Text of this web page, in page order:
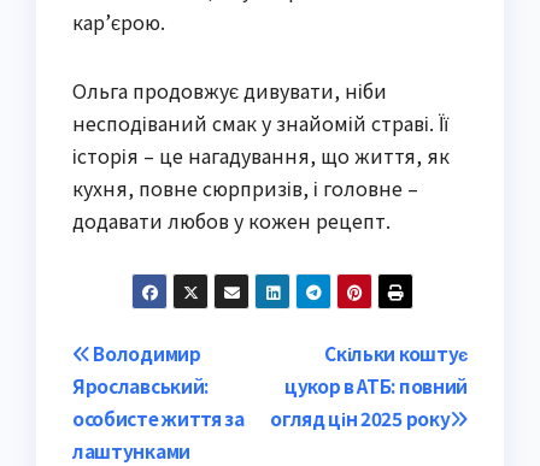
кар’єрою.
Ольга продовжує дивувати, ніби
несподіваний смак у знайомій страві. Її
історія – це нагадування, що життя, як
кухня, повне сюрпризів, і головне –
додавати любов у кожен рецепт.
Post
navigation
Скільки коштує
цукор в АТБ: повний
огляд цін 2025 року
Володимир
Ярославський:
особисте життя за
лаштунками